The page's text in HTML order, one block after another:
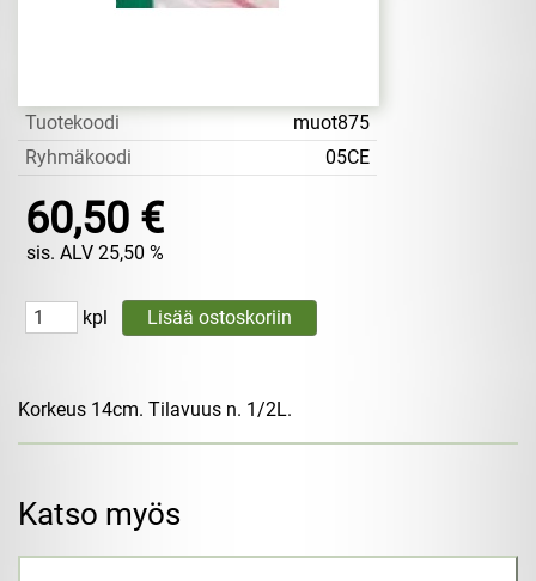
Tuotekoodi
muot875
Ryhmäkoodi
05CE
60,50 €
sis. ALV 25,50 %
kpl
Korkeus 14cm. Tilavuus n. 1/2L.
Katso myös